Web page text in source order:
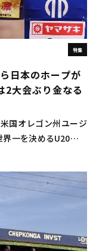
特集
日本のホープが
2大会ぶり金なる
国オレゴン州ユージ
一を決めるU20世界
上の“聖地”ヘイワー